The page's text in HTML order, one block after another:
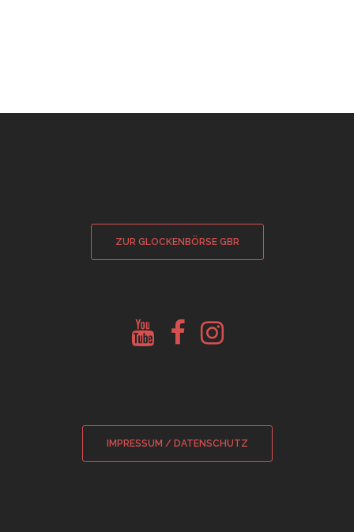
ZUR GLOCKENBÖRSE GBR
Youtube
Glockenberatung
Facebook
Glockenbörse
Instagram
Glockenbörse
IMPRESSUM / DATENSCHUTZ